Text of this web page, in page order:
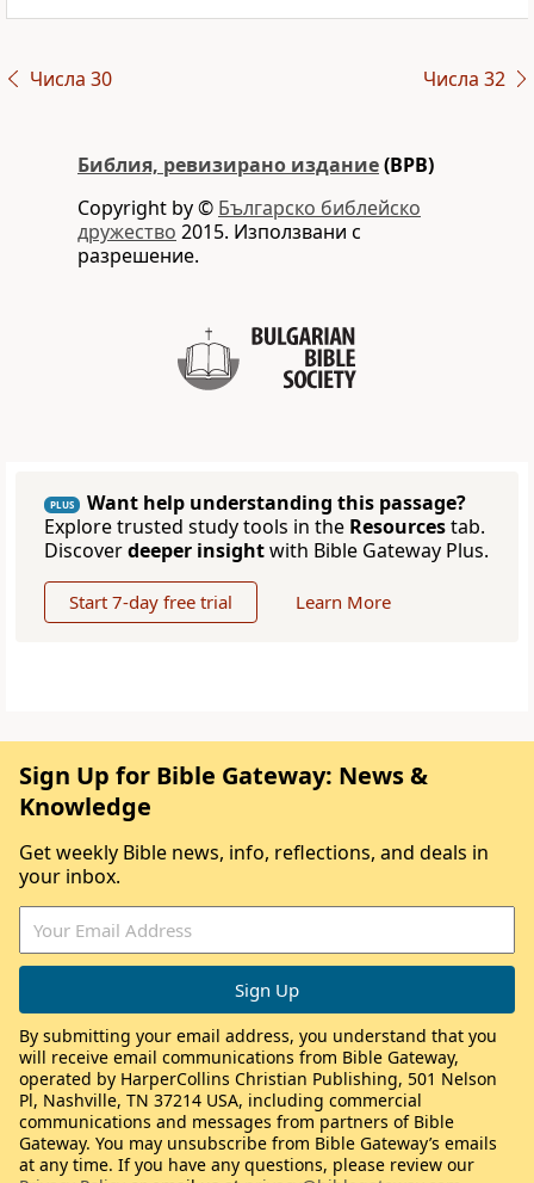
Числа 30 Числа 32
Библия, ревизирано издание(BPB)
Copyright by © Българско библейско
дружество 2015. Използвани с
разрешение.
PLUS
Want help understanding this passage?
Explore trusted study tools in the Resourcestab.
Discoverdeeper insightwith Bible Gateway Plus.
Start 7-day free trial Learn More
Sign Up for Bible Gateway: News &
Knowledge
Get weekly Bible news, info, reflections, and deals in
your inbox.
By submitting your email address, you understand that you
will receive email communications from Bible Gateway,
operated by HarperCollins Christian Publishing, 501 Nelson
Pl, Nashville, TN 37214 USA, including commercial
communications and messages from partners of Bible
Gateway. You may unsubscribe from Bible Gateway’s emails
at any time. If you have any questions, please review our